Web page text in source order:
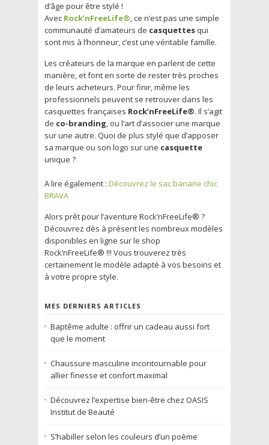
d’âge pour être stylé !
Avec Rock’nFreeLife®, ce n’est pas une simple
communauté d’amateurs de casquettesqui
sont mis à l’honneur, c’est une véritable famille.
Les créateurs de la marque en parlent de cette
manière, et font en sorte de rester très proches
de leurs acheteurs. Pour finir, même les
professionnels peuvent se retrouver dans les
casquettes françaises Rock’nFreeLife®. Il s’agit
de co-branding, ou l’art d’associer une marque
sur une autre. Quoi de plus stylé que d’apposer
sa marque ou son logo sur une casquette
unique ?
A lire également : Découvrez le sac banane chic
BRAVA
Alors prêt pour l’aventure Rock’nFreeLife® ?
Découvrez dès à présent les nombreux modèles
disponibles en ligne sur le shop
Rock’nFreeLife® !!! Vous trouverez très
certainement le modèle adapté à vos besoins et
à votre propre style.
MES DERNIERS ARTICLES
Baptême adulte : offrir un cadeau aussi fort
que le moment
Chaussure masculine incontournable pour
allier finesse et confort maximal
Découvrez l’expertise bien-être chez OASIS
Institut de Beauté
S’habiller selon les couleurs d’un poème